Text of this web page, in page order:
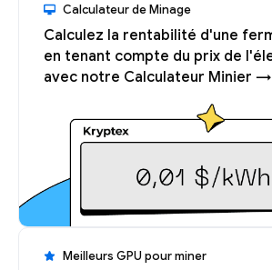
Calculateur de Minage
Calculez la rentabilité d'une
en tenant compte du prix de
avec notre Calculateur Minier →
Meilleurs GPU pour miner